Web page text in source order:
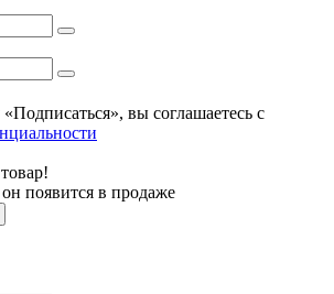
вы соглашаетесь с
появится в продаже